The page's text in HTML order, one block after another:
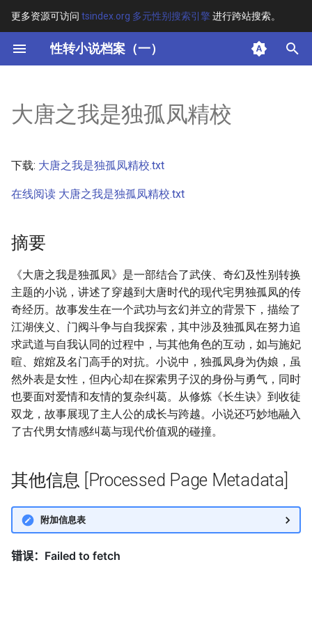
更多资源可访问 tsindex.org 多元性别搜索引擎 进行跨站搜索。
性转小说档案（一）
键
开
搜
索
其他信息 [Processed Page
大唐之我是独孤凤精校
下载: 大唐之我是独孤凤精校.txt
在线阅读 大唐之我是独孤凤精校.txt
摘要
《大唐之我是独孤凤》是一部结合了武侠、奇幻及性别转换
主题的小说，讲述了穿越到大唐时代的现代宅男独孤凤的传
奇经历。故事发生在一个武功与玄幻并立的背景下，描绘了
江湖侠义、门阀斗争与自我探索，其中涉及独孤凤在努力追
求武道与自我认同的过程中，与其他角色的互动，如与施妃
暄、婠婠及名门高手的对抗。小说中，独孤凤身为伪娘，虽
然外表是女性，但内心却在探索男子汉的身份与勇气，同时
也要面对爱情和友情的复杂纠葛。从修炼《长生诀》到收徒
双龙，故事展现了主人公的成长与跨越。小说还巧妙地融入
了古代男女情感纠葛与现代价值观的碰撞。
其他信息 [Processed Page Metadata]
附加信息表